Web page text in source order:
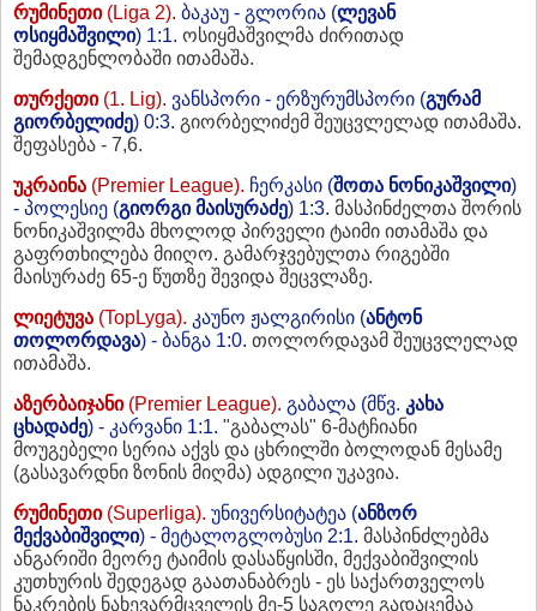
რუმინეთი (Liga 2). ბაკაუ - გლორია (ლევან
ოსიყმაშვილი) 1:1. ოსიყმაშვილმა ძირითად
შემადგენლობაში ითამაშა.
თურქეთი (1. Lig). ვანსპორი - ერზურუმსპორი (გურამ
გიორბელიძე) 0:3. გიორბელიძემ შეუცვლელად ითამაშა.
შეფასება - 7,6.
უკრაინა (Premier League). ჩერკასი (შოთა ნონიკაშვილი)
- პოლესიე (გიორგი მაისურაძე) 1:3. მასპინძელთა შორის
ნონიკაშვილმა მხოლოდ პირველი ტაიმი ითამაშა და
გაფრთხილება მიიღო. გამარჯვებულთა რიგებში
მაისურაძე 65-ე წუთზე შევიდა შეცვლაზე.
ლიეტუვა (TopLyga). კაუნო ჟალგირისი (ანტონ
თოლორდავა) - ბანგა 1:0. თოლორდავამ შეუცვლელად
ითამაშა.
აზერბაიჯანი (Premier League). გაბალა (მწვ. კახა
ცხადაძე) - კარვანი 1:1. "გაბალას" 6-მატჩიანი
მოუგებელი სერია აქვს და ცხრილში ბოლოდან მესამე
(გასავარდნი ზონის მიღმა) ადგილი უკავია.
რუმინეთი (Superliga). უნივერსიტატეა (ანზორ
მექვაბიშვილი) - მეტალოგლობუსი 2:1. მასპინძლებმა
ანგარიში მეორე ტაიმის დასაწყისში, მექვაბიშვილის
კუთხურის შედეგად გაათანაბრეს - ეს საქართველოს
ნაკრების ნახევარმცველის მე-5 საგოლე გადაცემაა